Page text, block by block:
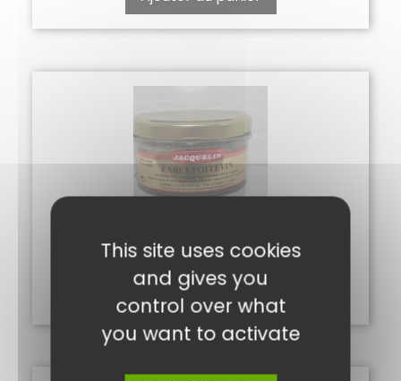
5,05€
Ajouter au panier
This site uses cookies
and gives you
control over what
you want to activate